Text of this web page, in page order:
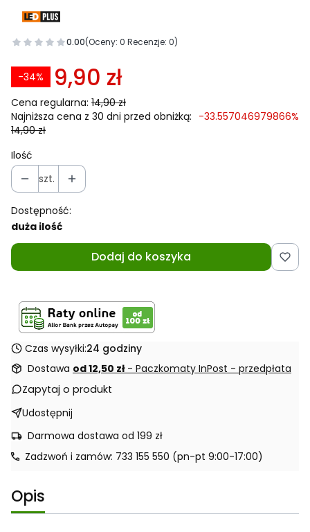
0.00(Oceny: 0 Recenzje: 0)
9,90 zł
Cena regularna: 14,90 zł
-34%
Najniższa cena z 30 dni przed obniżką:
14,90 zł
-33.557046979866%
Ilość
szt.
Dostępność:
duża ilość
Dodaj do koszyka
Czas wysyłki:24 godziny
Dostawa od 12,50 zł - Paczkomaty InPost - przedpłata
Zapytaj o produkt
Udostępnij
Darmowa dostawa od 199 zł
Zadzwoń i zamów: 733 155 550 (pn-pt 9:00-17:00)
Opis